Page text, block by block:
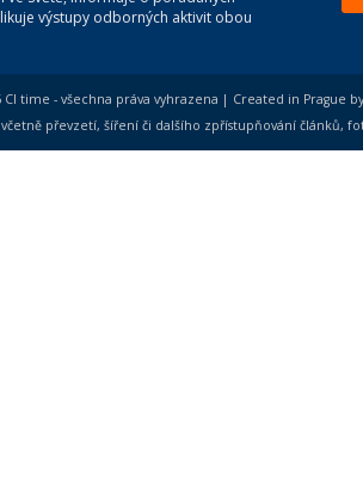
výstupy odborných aktivit obou
CI time - všechna práva vyhrazena | Created in Prague
včetně převzetí, šíření či dalšího zpřístupňování